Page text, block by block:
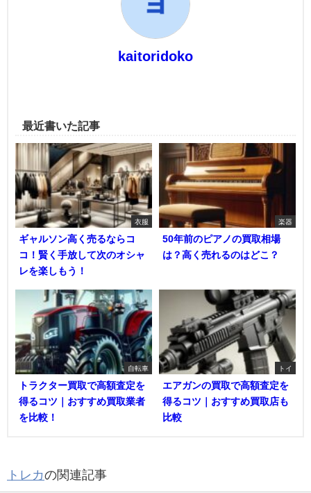
kaitoridoko
最近書いた記事
衣服
ギャルソン高く売るならコ
コ！賢く手放して次のオシャ
レを楽しもう！
楽器
50年前のピアノの買取相場
は？高く売れるのはどこ？
自転車
トラクター買取で高額査定を
得るコツ｜おすすめ買取業者
を比較！
トイ
エアガンの買取で高額査定を
得るコツ｜おすすめ買取店も
比較
トレカの関連記事